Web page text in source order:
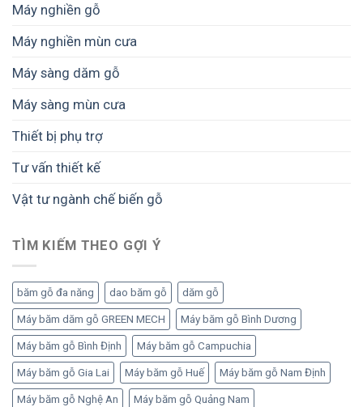
Máy nghiền gỗ
Máy nghiền mùn cưa
Máy sàng dăm gỗ
Máy sàng mùn cưa
Thiết bị phụ trợ
Tư vấn thiết kế
Vật tư ngành chế biến gỗ
TÌM KIẾM THEO GỢI Ý
băm gỗ đa năng dao băm gỗ dăm gỗ
Máy băm dăm gỗ GREEN MECH Máy băm gỗ Bình Dương
Máy băm gỗ Bình Định Máy băm gỗ Campuchia
Máy băm gỗ Gia Lai Máy băm gỗ Huế Máy băm gỗ Nam Định
Máy băm gỗ Nghệ An Máy băm gỗ Quảng Nam